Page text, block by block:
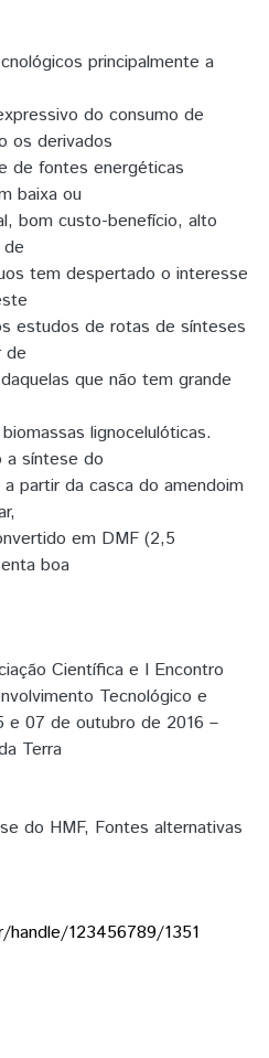
principalmente a
do consumo de
os derivados
de fontes energéticas
baixa ou
bom custo-benefício, alto
tem despertado o interesse
estudos de rotas de sínteses
de
que não tem grande
lignocelulóticas.
síntese do
partir da casca do amendoim
em DMF (2,5
boa
Científica e I Encontro
Tecnológico e
e 07 de outubro de 2016 –
Terra
do HMF, Fontes alternativas
123456789/1351